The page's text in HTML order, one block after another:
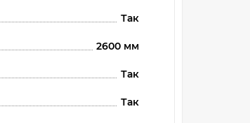
Так
2600 мм
Так
Так